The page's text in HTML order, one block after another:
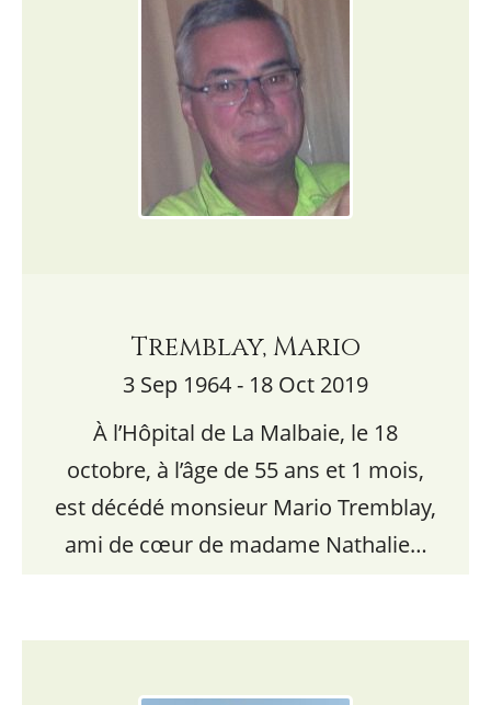
Tremblay, Mario
3 Sep 1964 - 18 Oct 2019
À l’Hôpital de La Malbaie, le 18
octobre, à l’âge de 55 ans et 1 mois,
est décédé monsieur Mario Tremblay,
ami de cœur de madame Nathalie…